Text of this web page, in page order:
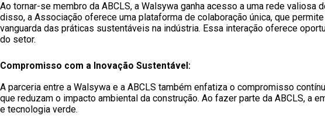
Ao tornar-se membro da ABCLS, a Walsywa ganha acesso a uma rede
disso, a Associação oferece uma plataforma de colaboração única, que
vanguarda das práticas sustentáveis na indústria. Essa interação oferece
do setor.
Compromisso com a Inovação Sustentável:
A parceria entre a Walsywa e a ABCLS também enfatiza o compromisso
que reduzam o impacto ambiental da construção. Ao fazer parte da ABCLS,
e tecnologia verde.